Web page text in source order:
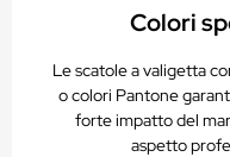
Colori
Le scatole a valigetta
o colori Pantone
forte impatto del
aspetto